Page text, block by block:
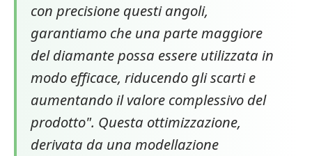
con precisione questi angoli,
garantiamo che una parte maggiore
del diamante possa essere utilizzata in
modo efficace, riducendo gli scarti e
aumentando il valore complessivo del
prodotto". Questa ottimizzazione,
derivata da una modellazione